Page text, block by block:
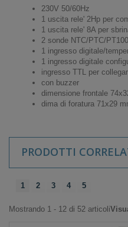
230V 50/60Hz
1 uscita rele' 2Hp per
1 uscita rele' 8A per
2 sonde NTC/PTC/
1 ingresso digitale/
1 ingresso digitale
ingresso TTL per
con buzzer
dimensione frontale
dima di foratura 71x29
PRODOTTI
1 2 3 4 5
Mostrando 1 - 12 di 52 articoli